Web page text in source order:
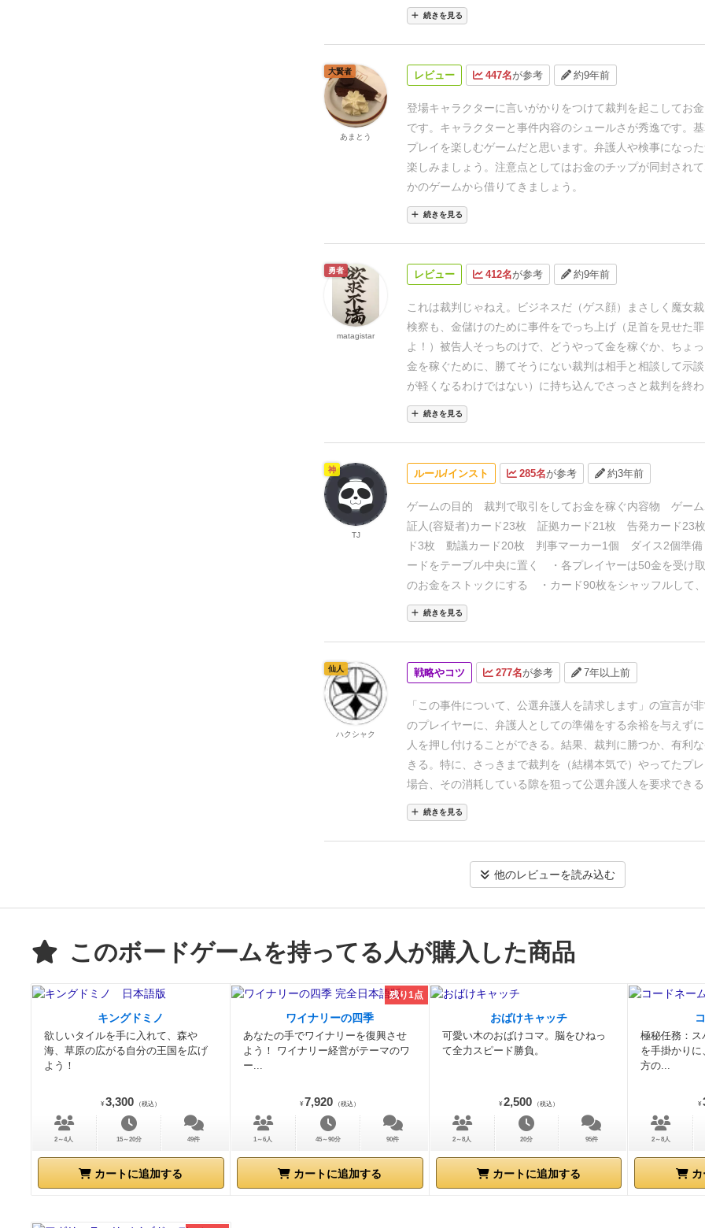
金を稼げれば勝ちなのですが・・・
した交渉ゲーム、いや談合ゲームです。
者から巻き上げ、少しでも勝て無さそうなら検察側に司法
ち掛けます。時には切り札をちらつかせて強く出たり、口
判費用の山分けを持ちかけます。もちろん、検察側も容疑
かなんてことはどうでもよく、弁護人と一緒になって裁判
うとします。 司法取引の名のもとにいいように弄ばれる容
裁判が開かれるとその裁判に参加するのは2人だけですが、
ーでガヤや証人のロールプレイをすれば盛り上がること間
ろん検察側のいやらしいプレイや弁護人の「意義あり！」
風変わったパーティゲームとしても、ボーナンザの次の交
もお勧めです。
続きを見る
レビュー 447名が参考 約9年前
登場キャラクターに言いがかりをつけて裁判を起こしてお
です。 キャラクターと事件内容のシュールさが秀逸です。
プレイを楽しむゲームだと思います。弁護人や検事になっ
楽しみましょう。注意点としてはお金のチップが同封され
かのゲームから借りてきましょう。
続きを見る
大賢者
あまとう
レビュー 412名が参考 約9年前
これは裁判じゃねえ。ビジネスだ（ゲス顔）
まさしく魔女
検察も、金儲けのために事件をでっち上げ（足首を見せた
よ！）被告人そっちのけで、どうやって金を稼ぐか、ちょ
金を稼ぐために、勝てそうにない裁判は相手と相談して示
が軽くなるわけではない）に持ち込んでさっさと裁判を終
なゲームです。
士は、このゲームでは生き残れません。被告人は基本有罪
したかどうかなんてのはどうでもいいんです。大事なのは
うやって、裁判費用をゲットするか。勝てそうになければ
にさっさと刑務所に送り込みましょう。いちおう、説明書
お金のために働くのではない。被告人の名誉のために働く
す。ただし、その名誉も金で勝ち取れるものではあります
き抜けてて面白いゲームです。トークを楽しみながら冗談
間とやりましょう。もう一度言います。これは裁判ではあ
ネスです。
続きを見る
勇者
matagistar
ルール/インスト 285名が参考 約3年前
ゲームの目的 裁判で取引をしてお金を稼ぐ内容物 ゲーム
証人(容疑者)カード23枚 証拠カード21枚 告発カード23
ド3枚 動議カード20枚 判事マーカー1個 ダイス2個準備
ードをテーブル中央に置く
・各プレイヤーは50金を受け
のお金をストックにする
・カード90枚をシャッフルして
ーに6枚ずつ配り手札にする
る山札から5枚めくり、左から一列に並べて場札にする
法でスタートプレイヤーを決めるゲームの流れ自分の手番
以下の4つのアクションから1つを選び行う1.カードを1枚
から1枚買う値段は左から無料・5金・10金・15金・20
る カードを勝ったら、場札を左詰めで補充する手札の
はない 2.事件を1つ作る事件は容疑者カード1枚と告発
構成される手札から容疑者カードと告発カードのいずれ
し、
場札のもう一方のカードにくっつけることで事件が
る事件を作ったら、くっつけた2枚を自分の手元に置く
「弁護士待ちの事件」として扱われる
の事件は1つだけ
たら、場札を左詰めで補充する3.事件の弁護を担当する
ヤーの手元にある弁護士待ちの事件を1つ選んで、弁護士の
これにより裁判が始まる4.自分の事件の検察側を担
り、最も出目が小さいプレイヤーが弁護人になる
直し)裁判裁判が始まったら、対象の容疑者カードと告発
だけ 残りのプレイヤーは傍聴者になる
裁判は以下の5つ
1.弁護料の支払い弁護士は容疑者カードに書
護料を銀行から受け取る公選弁護人でも支払いを受け取
の準備
告発カードに書かれている裁判料を銀行から取り
陪審値は12人中何人が被告を有罪だと思ってい
容疑者カードに書かれた不審度と、告発カードに書か
が、裁判開始時の陪審値となる
裁判の最後に、検察側プ
イス2個を振り、これを陪審値に足す合計値が13以上に
告は有罪となり、検察側が勝利する
合計値が12以下にな
告は無罪となり、弁護人が勝利する
4.検察側の弁護
続きを見る
神
TJ
戦略やコツ 277名が参考 7年以上前
「この事件について、公選弁護人を請求します」の宣言が
のプレイヤーに、弁護人としての準備をする余裕を与えず
人を押し付けることができる。結果、裁判に勝つか、有利
きる。特に、さっきまで裁判を（結構本気で）やってたプ
場合、その消耗している隙を狙って公選弁護人を要求でき
できるだけ手元に作っておくべきです。
続きを見る
仙人
ハクシャク
他のレビューを読み込む
このボードゲームを持ってる人が購入した商品
キングドミノ
欲しいタイルを手に入れて、森や
海、草原の広がる自分の王国を広げ
よう！
¥ 3,300 （税込）
2～4人 15～20分 49件
カートに追加する
残り1点
ワイナリーの四季
あなたの手でワイナリーを復興させ
よう！ ワイナリー経営がテーマのワ
ー...
¥ 7,920 （税込）
1～6人 45～90分 90件
カートに追加する
おばけキャッチ
可愛い木のおばけコマ。脳をひねっ
て全力スピード勝負。
¥ 2,500 （税込）
2～8人 20分 95件
カートに追加する
極秘任務：
を手掛かり
方の...
¥
2～8人
カ